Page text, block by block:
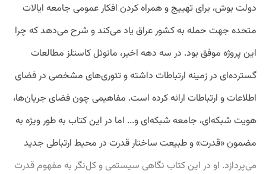
دولت بوش، برای تهییج و همراه کردن افکار عمومی جامعه ایالات
متحده جهت حمله به کشور عراق یاد می‌کند و شرح می‌دهد که چرا
این پروژه موفق بود. در سه دهه اخیر، مانوئل کاستلز مطالعات
گسترده‌ای در زمینه ارتباطات داشته و تئوری‌های مشخصی در فضای
اطلاعات و ارتباطات ارائه کرده است. مفاهیمی چون فضای جریان‌ها،
هویت شبکه‌ای، جامعه شبکه‌ای و... اما در این کتاب به طور ویژه به
مضمون «قدرت» و طبیعت ساختار قدرت در محیط ارتباطی جدید
می‌پردازد. او در این کتاب نگاهی سیستمی و کل‌نگر به مفهوم قدرت